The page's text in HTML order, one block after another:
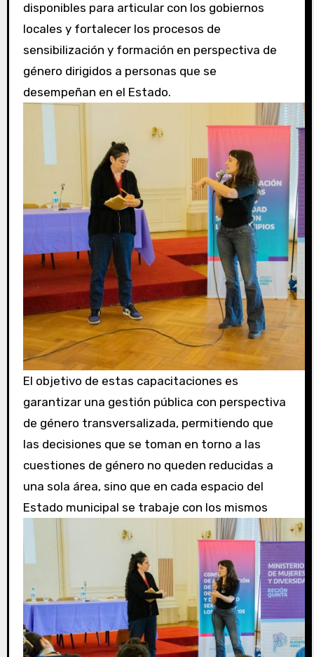
disponibles para articular con los gobiernos
locales y fortalecer los procesos de
sensibilización y formación en perspectiva de
género dirigidos a personas que se
desempeñan en el Estado.
El objetivo de estas capacitaciones es
garantizar una gestión pública con perspectiva
de género transversalizada, permitiendo que
las decisiones que se toman en torno a las
cuestiones de género no queden reducidas a
una sola área, sino que en cada espacio del
Estado municipal se trabaje con los mismos